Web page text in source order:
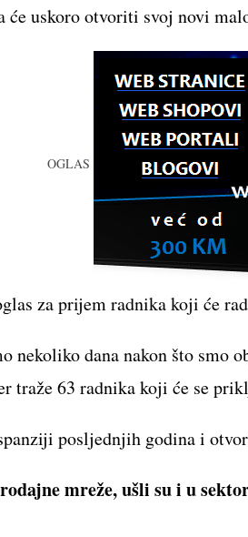
će uskoro otvoriti svoj novi
OGLAS
za prijem radnika koji će
nekoliko dana nakon što smo
traže 63 radnika koji će se
posljednjih godina i
mreže, ušli su i u